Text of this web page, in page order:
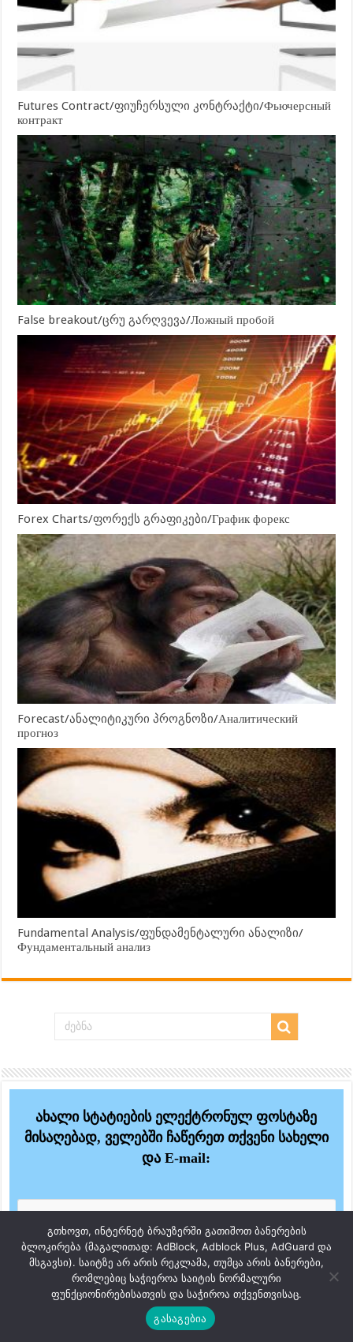
Futures Contract/ფიუჩერსული კონტრაქტი/Фьючерсный
контракт
False breakout/ცრუ გარღვევა/Ложный пробой
Forex Charts/ფორექს გრაფიკები/График форекс
Forecast/ანალიტიკური პროგნოზი/Аналитический
прогноз
Fundamental Analysis/ფუნდამენტალური ანალიზი/
Фундаментальный анализ
ახალი სტატიების ელექტრონულ ფოსტაზე
მისაღებად, ველებში ჩაწერეთ თქვენი სახელი
და E-mail:
გთხოვთ, ინტერნეტ ბრაუზერში გათიშოთ ბანერების
ბლოკირება (მაგალითად: AdBlock, Adblock Plus, AdGuard და
მსგავსი). საიტზე არ არის რეკლამა, თუმცა არის ბანერები,
რომლებიც საჭიეროა საიტის ნორმალური
ფუნქციონირებისათვის და საჭიროა თქვენთვისაც.
გასაგებია